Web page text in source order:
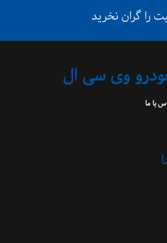
را گران نخرید
وی سی ال
با ما